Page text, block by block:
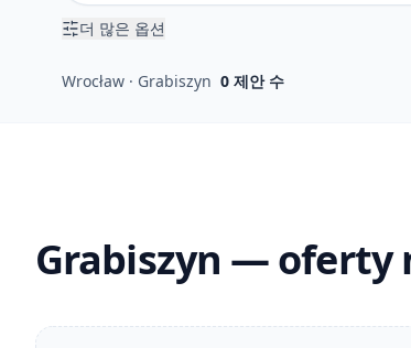
더 많은 옵션
Wrocław · Grabiszyn 0 제안 수
Grabiszyn — oferty